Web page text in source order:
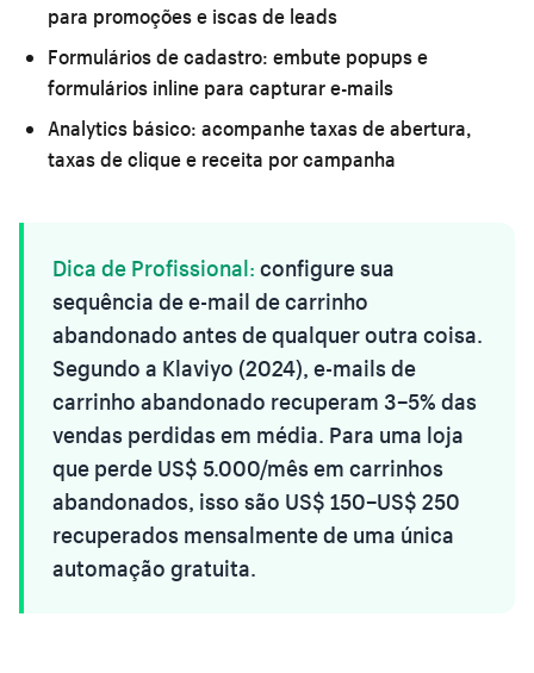
para promoções e iscas de leads
Formulários de cadastro: embute popups e
formulários inline para capturar e-mails
Analytics básico: acompanhe taxas de abertura,
taxas de clique e receita por campanha
Dica de Profissional: configure sua
sequência de e-mail de carrinho
abandonado antes de qualquer outra coisa.
Segundo a Klaviyo (2024), e-mails de
carrinho abandonado recuperam 3–5% das
vendas perdidas em média. Para uma loja
que perde US$ 5.000/mês em carrinhos
abandonados, isso são US$ 150–US$ 250
recuperados mensalmente de uma única
automação gratuita.